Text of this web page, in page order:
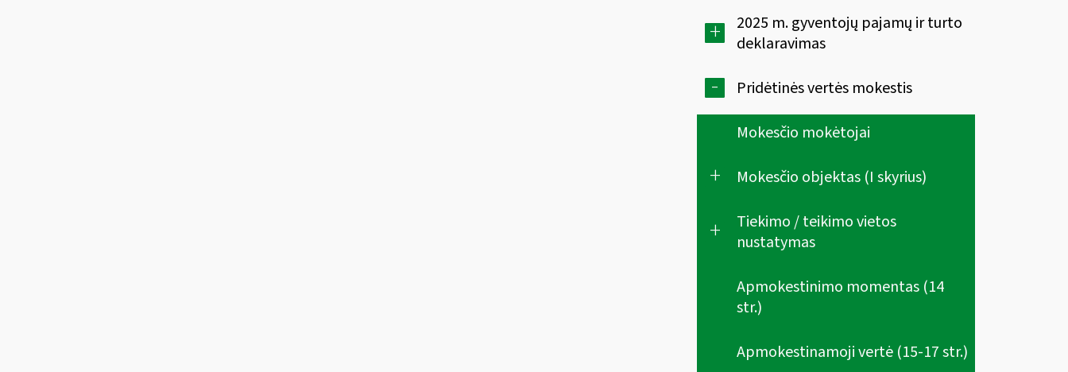
+
2025 m. gyventojų pajamų ir turto
deklaravimas
-
Pridėtinės vertės mokestis
Mokesčio mokėtojai
+ Mokesčio objektas (I skyrius)
+
Tiekimo / teikimo vietos
nustatymas
Apmokestinimo momentas (14
str.)
Apmokestinamoji vertė (15-17 str.)